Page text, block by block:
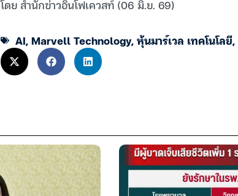
โดย สำนักข่าวอินโฟเควสท์ (06 มิ.ย. 69)
AI,Marvell Technology,หุ้นมาร์เวล เทคโนโลยี,